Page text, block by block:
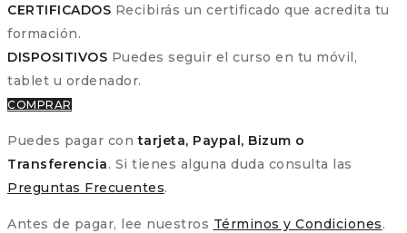
CERTIFICADOS Recibirás un certificado que acredita tu
formación.
DISPOSITIVOS Puedes seguir el curso en tu móvil,
tablet u ordenador.
COMPRAR
Puedes pagar contarjeta, Paypal, Bizum o
Transferencia. Si tienes alguna duda consulta las
Preguntas Frecuentes.
Antes de pagar, lee nuestros Términos y Condiciones.